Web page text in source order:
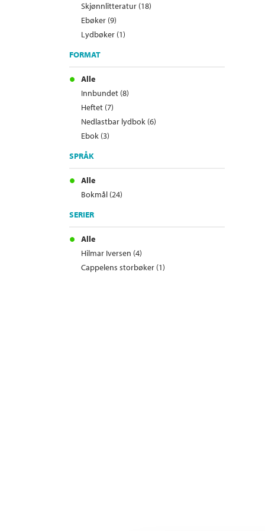
Skjønnlitteratur (18)
Ebøker (9)
Lydbøker (1)
FORMAT
Alle
Innbundet (8)
Heftet (7)
Nedlastbar lydbok (6)
Ebok (3)
SPRÅK
Alle
Bokmål (24)
SERIER
Alle
Hilmar Iversen (4)
Cappelens storbøker (1)